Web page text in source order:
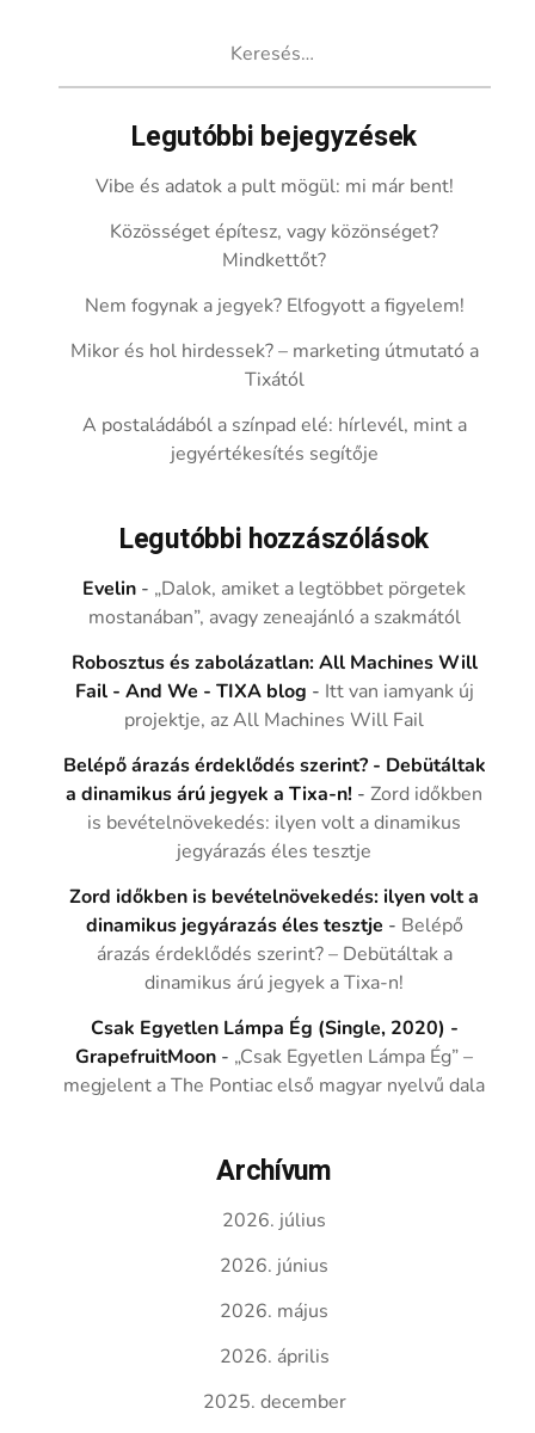
Legutóbbi bejegyzések
Vibe és adatok a pult mögül: mi már bent!
Közösséget építesz, vagy közönséget?
Mindkettőt?
Nem fogynak a jegyek? Elfogyott a figyelem!
Mikor és hol hirdessek? – marketing útmutató a
Tixától
A postaládából a színpad elé: hírlevél, mint a
jegyértékesítés segítője
Legutóbbi hozzászólások
Evelin - „Dalok, amiket a legtöbbet pörgetek
mostanában”, avagy zeneajánló a szakmától
Robosztus és zabolázatlan: All Machines Will
Fail - And We - TIXA blog - Itt van iamyank új
projektje, az All Machines Will Fail
Belépő árazás érdeklődés szerint? - Debütáltak
a dinamikus árú jegyek a Tixa-n! -Zord időkben
is bevételnövekedés: ilyen volt a dinamikus
jegyárazás éles tesztje
Zord időkben is bevételnövekedés: ilyen volt a
dinamikus jegyárazás éles tesztje - Belépő
árazás érdeklődés szerint? – Debütáltak a
dinamikus árú jegyek a Tixa-n!
Csak Egyetlen Lámpa Ég (Single, 2020) -
GrapefruitMoon - „Csak Egyetlen Lámpa Ég” –
megjelent a The Pontiac első magyar nyelvű dala
Archívum
2026. július
2026. június
2026. május
2026. április
2025. december